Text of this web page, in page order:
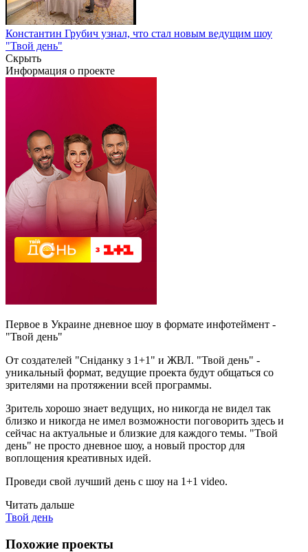
Константин Грубич узнал, что стал новым ведущим шоу
"Твой день"
Скрыть
Информация о проекте
Первое в Украине дневное шоу в формате инфотеймент -
"Твой день"
От создателей "Сніданку з 1+1" и ЖВЛ. "Твой день" -
уникальный формат, ведущие проекта будут общаться со
зрителями на протяжении всей программы.
Зритель хорошо знает ведущих, но никогда не видел так
близко и никогда не имел возможности поговорить здесь и
сейчас на актуальные и близкие для каждого темы. "Твой
день" не просто дневное шоу, а новый простор для
воплощения креативных идей.
Проведи свой лучший день с шоу на 1+1 video.
Читать дальше
Твой день
Похожие проекты